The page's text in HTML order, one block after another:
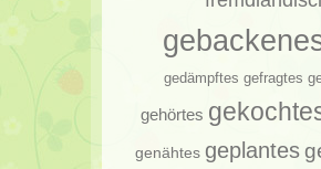
gedämpftes gefragtes
gehörtes
genähtes geplantes